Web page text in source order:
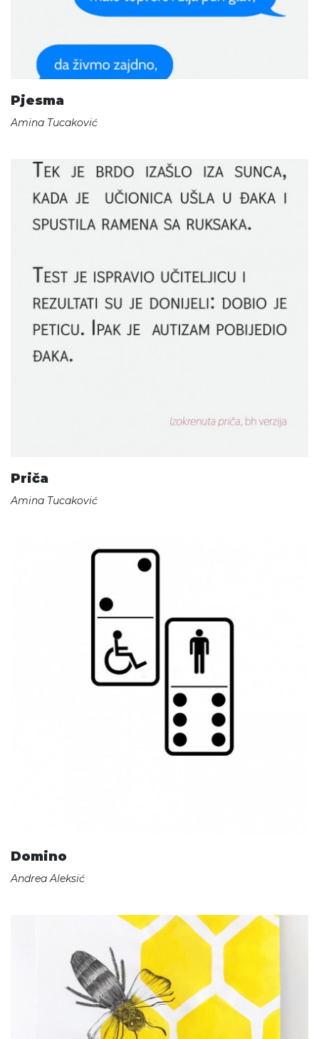
Pjesma
Amina Tucaković
Priča
Amina Tucaković
Domino
Andrea Aleksić